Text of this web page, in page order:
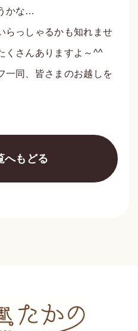
かな…
らっしゃるかも知れませ
くさんありますよ～^^
一同、皆さまのお越しを
へもどる